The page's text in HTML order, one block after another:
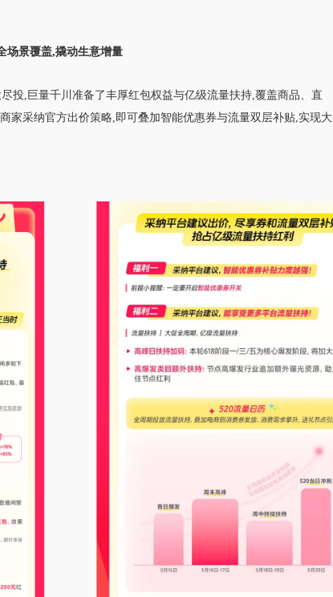
场景覆盖,撬动生意增量
投,巨量千川准备了丰厚红包权益与亿级流量扶持,覆盖商品、直
家采纳官方出价策略,即可叠加智能优惠券与流量双层补贴,实现大